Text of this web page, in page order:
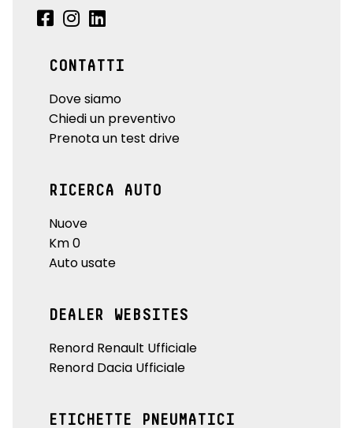
CONTATTI
Dove siamo
Chiedi un preventivo
Prenota un test drive
RICERCA AUTO
Nuove
Km 0
Auto usate
DEALER WEBSITES
Renord Renault Ufficiale
Renord Dacia Ufficiale
ETICHETTE PNEUMATICI